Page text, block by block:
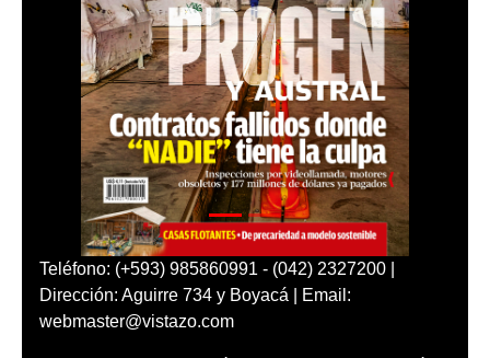
Teléfono: (+593) 985860991 - (042) 2327200 |
Dirección: Aguirre 734 y Boyacá | Email:
webmaster@vistazo.com